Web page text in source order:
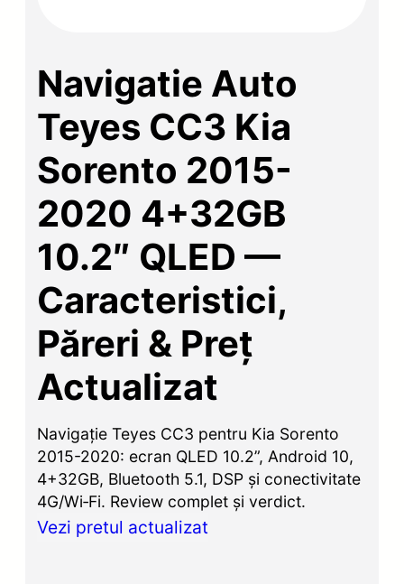
Navigatie Auto
Teyes CC3 Kia
Sorento 2015-
2020 4+32GB
10.2″ QLED —
Caracteristici,
Păreri & Preț
Actualizat
Navigație Teyes CC3 pentru Kia Sorento
2015-2020: ecran QLED 10.2”, Android 10,
4+32GB, Bluetooth 5.1, DSP și conectivitate
4G/Wi‑Fi. Review complet și verdict.
Vezi pretul actualizat